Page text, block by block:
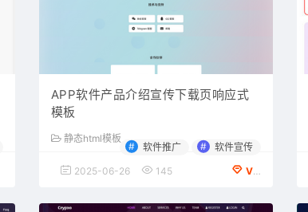
APP软件产品介绍宣传下载页响应式
模板
静态html模板
# 软件推广 # 软件宣传
2025-06-26 145 VIP会员专享